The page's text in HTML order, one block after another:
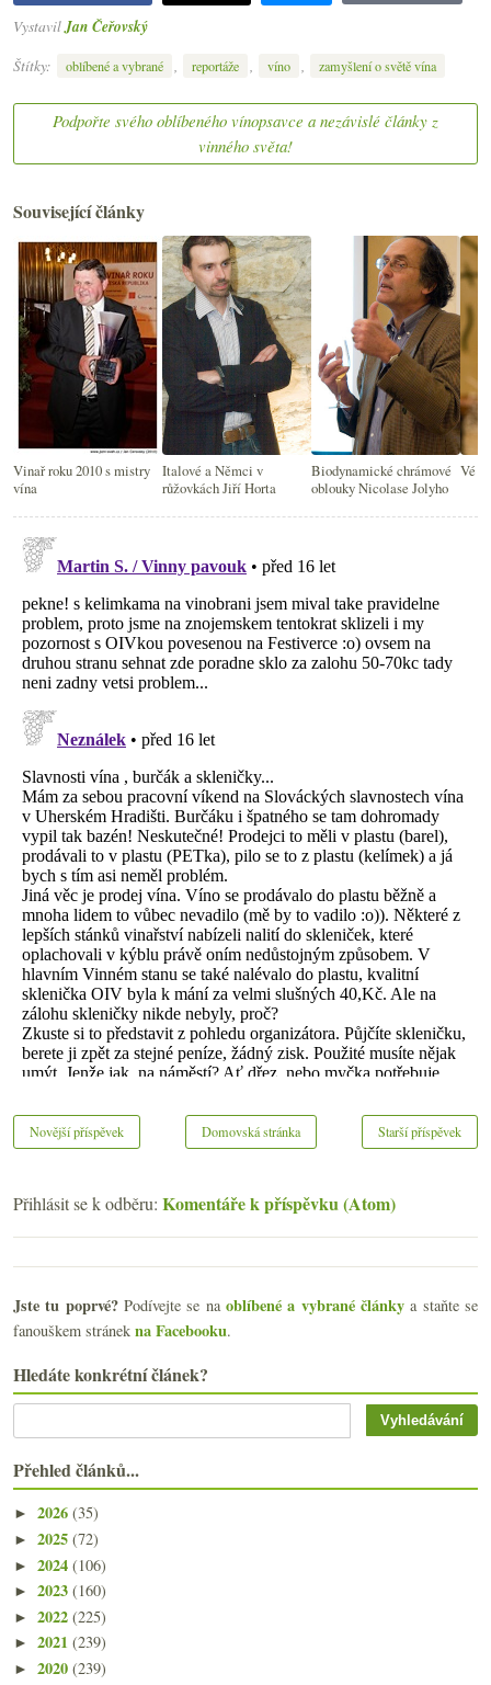
Vystavil Jan Čeřovský
Štítky:
oblíbené a vybrané , reportáže , víno , zamyšlení o světě vína
Podpořte svého oblíbeného vínopsavce a nezávislé články z
vinného světa!
Související články
Vinař roku 2010 s mistry
vína
Italové a Němci v
růžovkách Jiří Horta
Biodynamické chrámové
oblouky Nicolase Jolyho
Vé
Novější příspěvek Starší příspěvek
Domovská stránka
Přihlásit se k odběru: Komentáře k příspěvku (Atom)
Jste tu poprvé?Podívejte se naoblíbené a vybrané články a staňte se
fanouškem stránek na Facebooku.
Hledáte konkrétní článek?
Přehled článků...
► 2026 (35)
► 2025 (72)
► 2024 (106)
► 2023 (160)
► 2022 (225)
► 2021 (239)
► 2020 (239)